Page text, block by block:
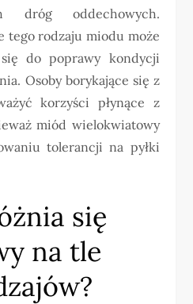
dróg oddechowych.
tego rodzaju miodu może
do poprawy kondycji
Osoby borykające się z
korzyści płynące z
miód wielokwiatowy
tolerancji na pyłki
się
na tle